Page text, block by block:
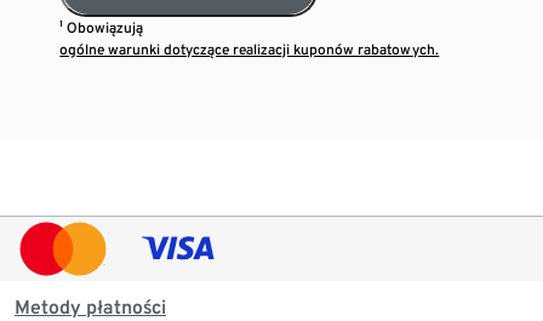
¹ Obowiązują
ogólne warunki dotyczące realizacji kuponów rabatowych.
Metody płatności